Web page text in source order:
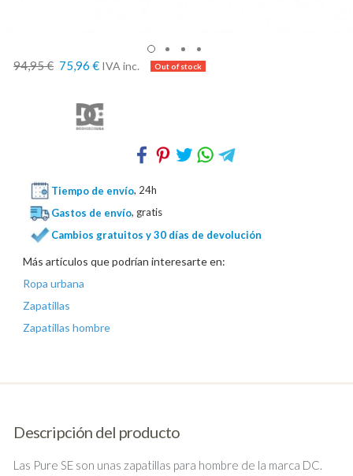
94,95 € 75,96 € IVA inc.
Tiempo de envío, 24h
Gastos de envío, gratis
Cambios gratuitos y 30 días de devolución
Más artículos que podrían interesarte en:
Ropa urbana
Zapatillas
Zapatillas hombre
Descripción del producto
Las Pure SE son unas zapatillas para hombre de la marca DC.